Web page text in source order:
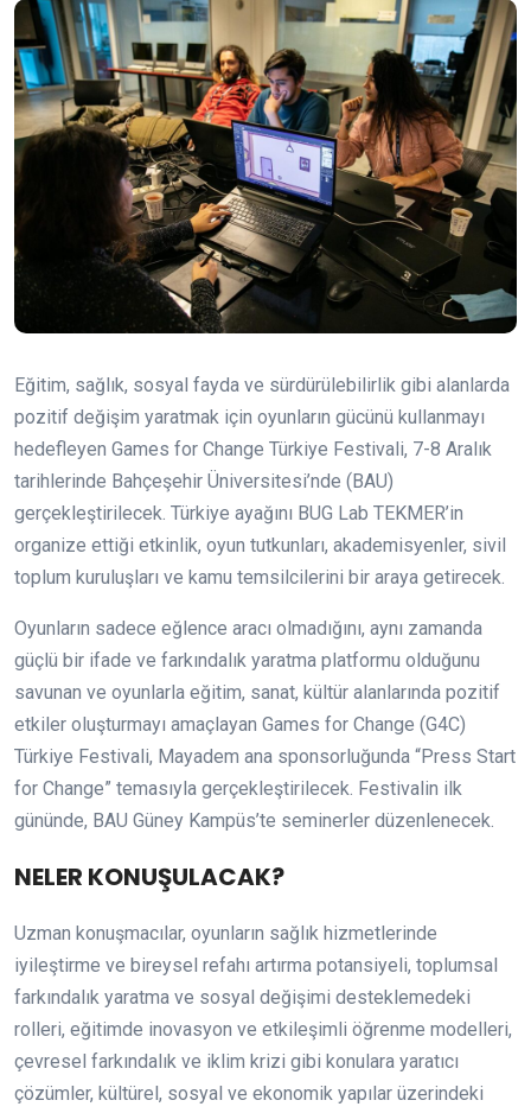
Eğitim, sağlık, sosyal fayda ve sürdürülebilirlik gibi alanlarda
pozitif değişim yaratmak için oyunların gücünü kullanmayı
hedefleyen Games for Change Türkiye Festivali, 7-8 Aralık
tarihlerinde Bahçeşehir Üniversitesi’nde (BAU)
gerçekleştirilecek. Türkiye ayağını BUG Lab TEKMER’in
organize ettiği etkinlik, oyun tutkunları, akademisyenler, sivil
toplum kuruluşları ve kamu temsilcilerini bir araya getirecek.
Oyunların sadece eğlence aracı olmadığını, aynı zamanda
güçlü bir ifade ve farkındalık yaratma platformu olduğunu
savunan ve oyunlarla eğitim, sanat, kültür alanlarında pozitif
etkiler oluşturmayı amaçlayan Games for Change (G4C)
Türkiye Festivali, Mayadem ana sponsorluğunda “Press Start
for Change” temasıyla gerçekleştirilecek. Festivalin ilk
gününde, BAU Güney Kampüs’te seminerler düzenlenecek.
NELER KONUŞULACAK?
Uzman konuşmacılar, oyunların sağlık hizmetlerinde
iyileştirme ve bireysel refahı artırma potansiyeli, toplumsal
farkındalık yaratma ve sosyal değişimi desteklemedeki
rolleri, eğitimde inovasyon ve etkileşimli öğrenme modelleri,
çevresel farkındalık ve iklim krizi gibi konulara yaratıcı
çözümler, kültürel, sosyal ve ekonomik yapılar üzerindeki